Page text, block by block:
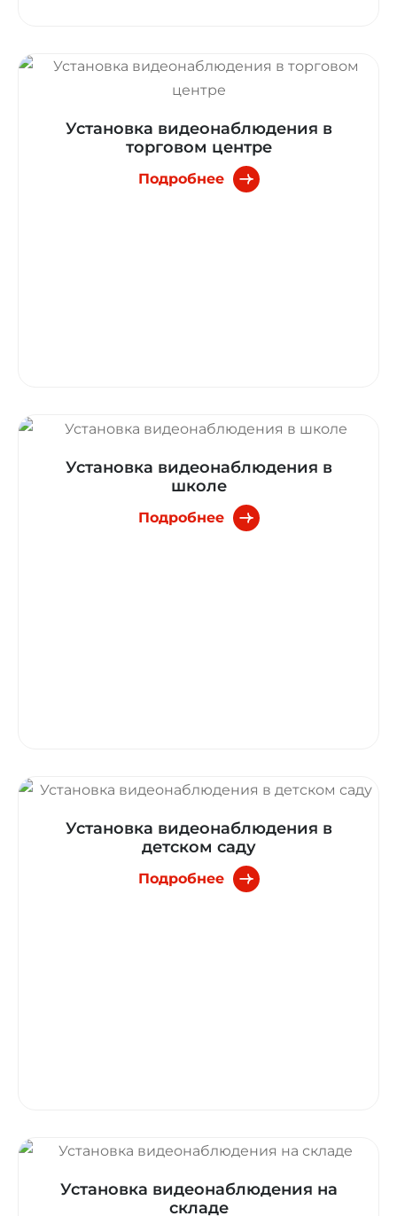
Установка видеонаблюдения в
торговом центре
Подробнее
Установка видеонаблюдения в
школе
Подробнее
Установка видеонаблюдения в
детском саду
Подробнее
Установка видеонаблюдения на
складе